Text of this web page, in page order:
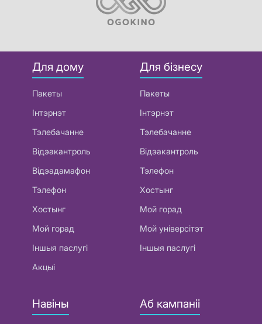
Для дому
Пакеты
Інтэрнэт
Тэлебачанне
Відэакантроль
Відэадамафон
Тэлефон
Хостынг
Мой горад
Іншыя паслугі
Акцыі
Для бізнесу
Пакеты
Інтэрнэт
Тэлебачанне
Відэакантроль
Тэлефон
Хостынг
Мой горад
Мой універсітэт
Іншыя паслугі
Навіны Аб кампаніі